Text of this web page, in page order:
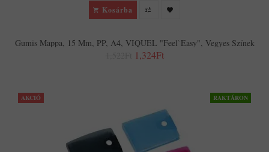
Kosárba
Gumis Mappa, 15 Mm, PP, A4, VIQUEL "Feel`easy", Vegyes Színek
1,324Ft
AKCIÓ RAKTÁRON